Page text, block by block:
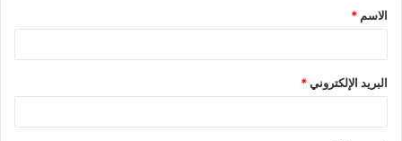
*
الاسم *
البريد الإلكتروني*